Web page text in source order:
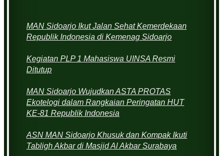
MAN Sidoarjo Ikut Jalan Sehat Kemerdekaan
Republik Indonesia di Kemenag Sidoarjo
Kegiatan PLP 1 Mahasiswa UINSA Resmi
Ditutup
MAN Sidoarjo Wujudkan ASTA PROTAS
Ekotelogi dalam Rangkaian Peringatan HUT
KE-81 Republik Indonesia
ASN MAN Sidoarjo Khusuk dan Kompak Ikuti
Tabligh Akbar di Masjid Al Akbar Surabaya